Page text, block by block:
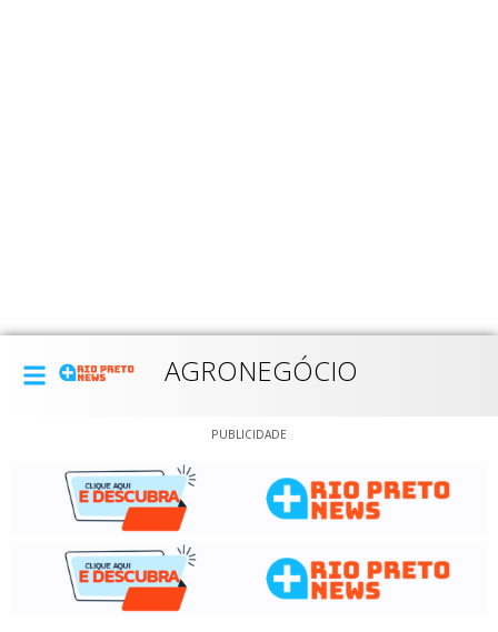
AGRONEGÓCIO
PUBLICIDADE